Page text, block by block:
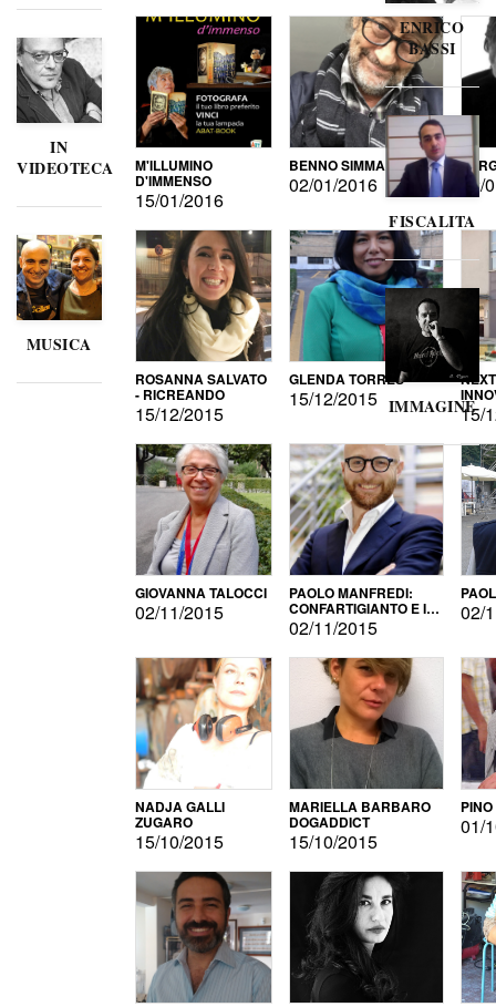
IN
VIDEOTECA
MUSICA
M'ILLUMINO
D'IMMENSO
15/01/2016
BENNO SIMMA
02/01/2016
ROSANNA SALVATO
- RICREANDO
15/12/2015
GLENDA TORRES
15/12/2015
15/
GIOVANNA TALOCCI
02/11/2015
PAOLO MANFREDI:
CONFARTIGIANTO E IL
SONDAGGIO
02/11/2015
02/
NADJA GALLI
ZUGARO
15/10/2015
MARIELLA BARBARO
DOGADDICT
15/10/2015
01/
ENRICO
BASSI
FISCALITA
IMMAGINE